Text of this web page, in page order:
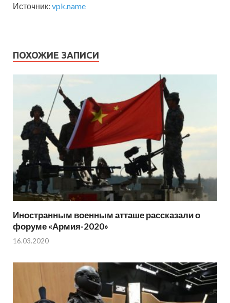
Источник: vpk.name
ПОХОЖИЕ ЗАПИСИ
Иностранным военным атташе рассказали о
форуме «Армия-2020»
16.03.2020